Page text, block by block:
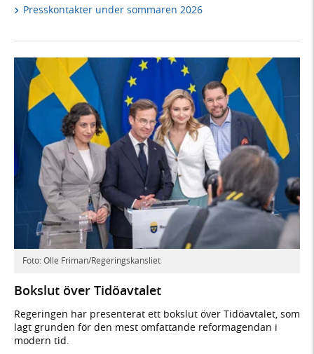
Presskontakter under sommaren 2026
Foto: Olle Friman/Regeringskansliet
Bokslut över Tidöavtalet
Regeringen har presenterat ett bokslut över Tidöavtalet, som
lagt grunden för den mest omfattande reformagendan i
modern tid.